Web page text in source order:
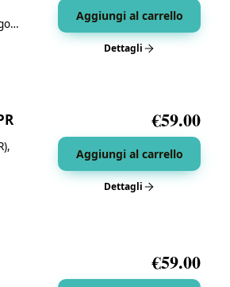
Aggiungi al carrello
Dettagli
€59.00
Aggiungi al carrello
Dettagli
€59.00